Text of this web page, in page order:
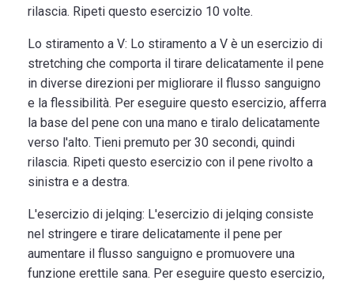
rilascia. Ripeti questo esercizio 10 volte.
Lo stiramento a V: Lo stiramento a V è un esercizio di
stretching che comporta il tirare delicatamente il pene
in diverse direzioni per migliorare il flusso sanguigno
e la flessibilità. Per eseguire questo esercizio, afferra
la base del pene con una mano e tiralo delicatamente
verso l'alto. Tieni premuto per 30 secondi, quindi
rilascia. Ripeti questo esercizio con il pene rivolto a
sinistra e a destra.
L'esercizio di jelqing: L'esercizio di jelqing consiste
nel stringere e tirare delicatamente il pene per
aumentare il flusso sanguigno e promuovere una
funzione erettile sana. Per eseguire questo esercizio,